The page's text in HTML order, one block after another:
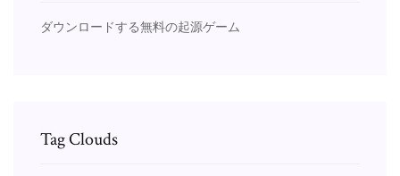
ダウンロードする無料の起源ゲーム
Tag Clouds